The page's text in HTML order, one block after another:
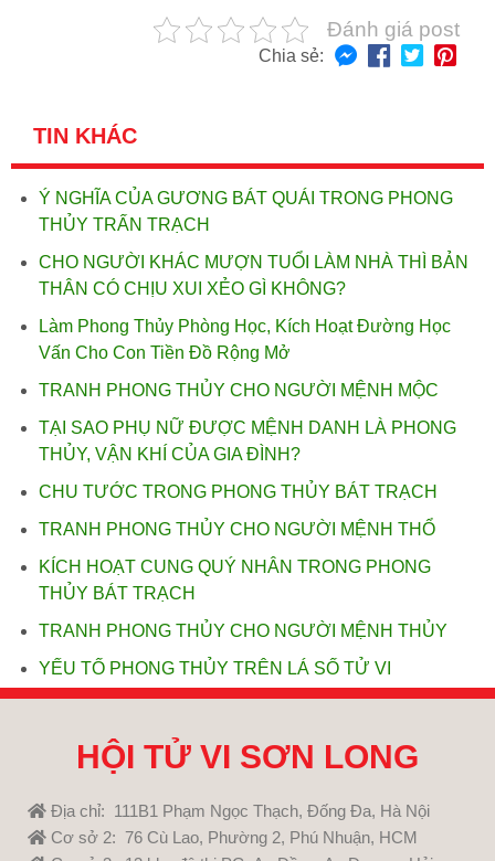
Đánh giá post
Chia sẻ:
TIN KHÁC
Ý NGHĨA CỦA GƯƠNG BÁT QUÁI TRONG PHONG
THỦY TRẤN TRẠCH
CHO NGƯỜI KHÁC MƯỢN TUỔI LÀM NHÀ THÌ BẢN
THÂN CÓ CHỊU XUI XẺO GÌ KHÔNG?
Làm Phong Thủy Phòng Học, Kích Hoạt Đường Học
Vấn Cho Con Tiền Đồ Rộng Mở
TRANH PHONG THỦY CHO NGƯỜI MỆNH MỘC
TẠI SAO PHỤ NỮ ĐƯỢC MỆNH DANH LÀ PHONG
THỦY, VẬN KHÍ CỦA GIA ĐÌNH?
CHU TƯỚC TRONG PHONG THỦY BÁT TRẠCH
TRANH PHONG THỦY CHO NGƯỜI MỆNH THỔ
KÍCH HOẠT CUNG QUÝ NHÂN TRONG PHONG
THỦY BÁT TRẠCH
TRANH PHONG THỦY CHO NGƯỜI MỆNH THỦY
YẾU TỐ PHONG THỦY TRÊN LÁ SỐ TỬ VI
HỘI TỬ VI SƠN LONG
Địa chỉ: 111B1 Phạm Ngọc Thạch, Đống Đa, Hà Nội
Cơ sở 2: 76 Cù Lao, Phường 2, Phú Nhuận, HCM